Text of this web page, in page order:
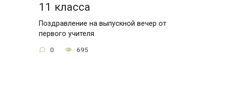
11 класса
Поздравление на выпускной вечер от
первого учителя
0 695